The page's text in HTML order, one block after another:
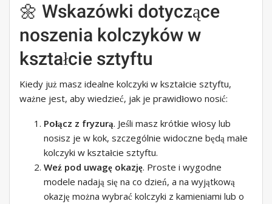
🌼 Wskazówki dotyczące
noszenia kolczyków w
kształcie sztyftu
Kiedy już masz idealne kolczyki w kształcie sztyftu,
ważne jest, aby wiedzieć, jak je prawidłowo nosić:
Połącz z fryzurą. Jeśli masz krótkie włosy lub
nosisz je w kok, szczególnie widoczne będą małe
kolczyki w kształcie sztyftu.
Weź pod uwagę okazję. Proste i wygodne
modele nadają się na co dzień, a na wyjątkową
okazję można wybrać kolczyki z kamieniami lub o